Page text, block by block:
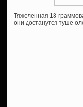
Тяжеленная 18-
они достанутся туше